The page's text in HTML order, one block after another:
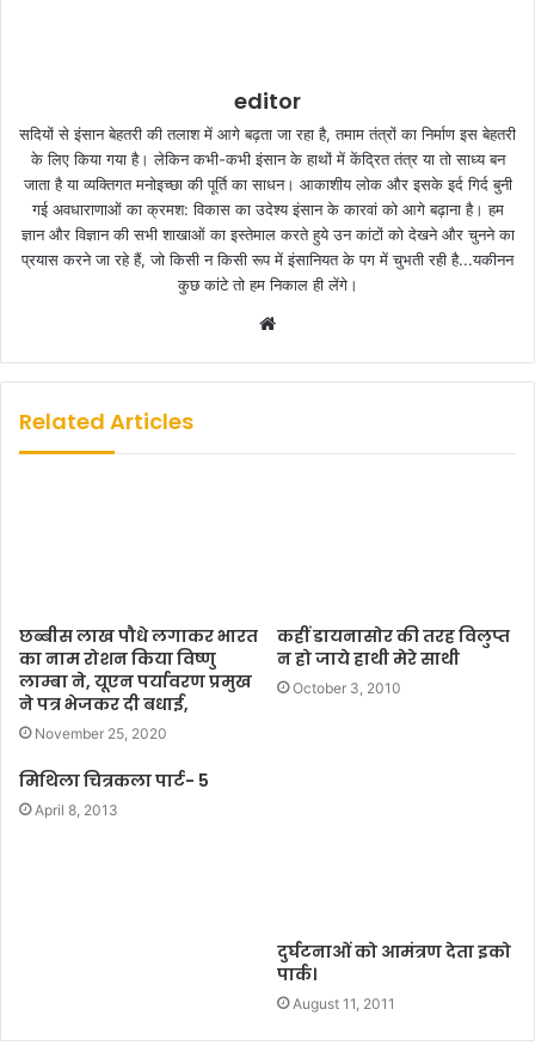
editor
सदियों से इंसान बेहतरी की तलाश में आगे बढ़ता जा रहा है, तमाम तंत्रों का निर्माण इस बेहतरी
के लिए किया गया है। लेकिन कभी-कभी इंसान के हाथों में केंद्रित तंत्र या तो साध्य बन
जाता है या व्यक्तिगत मनोइच्छा की पूर्ति का साधन। आकाशीय लोक और इसके इर्द गिर्द बुनी
गई अवधाराणाओं का क्रमश: विकास का उदेश्य इंसान के कारवां को आगे बढ़ाना है। हम
ज्ञान और विज्ञान की सभी शाखाओं का इस्तेमाल करते हुये उन कांटों को देखने और चुनने का
प्रयास करने जा रहे हैं, जो किसी न किसी रूप में इंसानियत के पग में चुभती रही है...यकीनन
कुछ कांटे तो हम निकाल ही लेंगे।
b
Related Articles
छब्बीस लाख पौधे लगाकर भारत
का नाम रोशन किया विष्णु
लाम्बा ने, यूएन पर्यावरण प्रमुख
ने पत्र भेजकर दी बधाई,
November 25, 2020
कहीं डायनासोर की तरह विलुप्त
न हो जाये हाथी मेरे साथी
October 3, 2010
मिथिला चित्रकला पार्ट- 5
April 8, 2013
दुर्घटनाओं को आमंत्रण देता इको
पार्क।
August 11, 2011